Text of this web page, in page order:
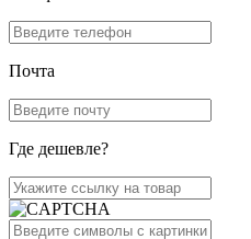
Почта
Где дешевле?